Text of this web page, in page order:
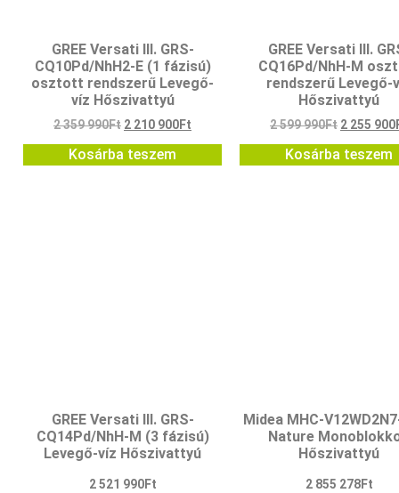
GREE Versati III. GRS-
CQ10Pd/NhH2-E (1 fázisú)
osztott rendszerű Levegő-
víz Hőszivattyú
2 359 990Ft 2 210 900Ft
Kosárba teszem
GREE Versati III.
CQ16Pd/NhH-M
rendszerű Levegő-
Hőszivattyú
2 599 990Ft 2 255 900
Kosárba teszem
GREE Versati III. GRS-
CQ14Pd/NhH-M (3 fázisú)
Levegő-víz Hőszivattyú
2 521 990Ft
Midea MHC-
Nature
Hőszivattyú
2 855 278Ft